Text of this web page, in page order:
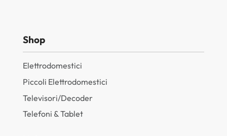
Shop
Elettrodomestici
Piccoli Elettrodomestici
Televisori/Decoder
Telefoni & Tablet